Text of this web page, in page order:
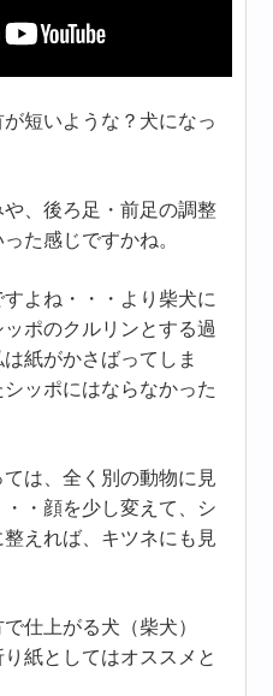
短いような？犬になっ
、後ろ足・前足の調整
た感じですかね。
よね・・・より柴犬に
ポのクルリンとする過
紙がかさばってしま
ッポにはならなかった
は、全く別の動物に見
・顔を少し変えて、シ
えれば、キツネにも見
仕上がる犬（柴犬）
紙としてはオススメと